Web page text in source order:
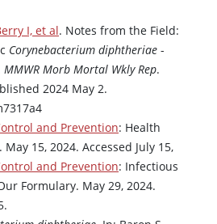
I, et al. Notes from the Field:
Corynebacterium diphtheriae -
MMWR Morb Mortal Wkly Rep.
2024 May 2.
and Prevention: Health
15, 2024. Accessed July 15,
and Prevention: Infectious
Formulary. May 29, 2024.